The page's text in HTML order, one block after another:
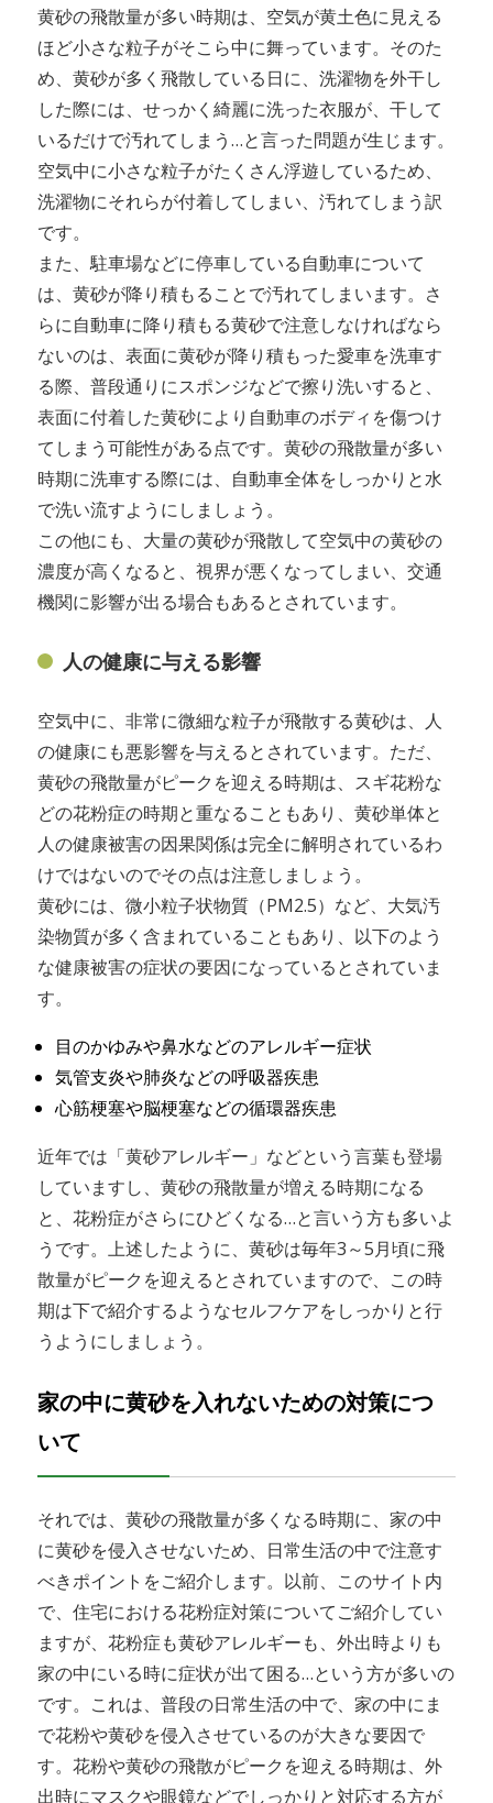
黄砂の飛散量が多い時期は、空気が黄土色に見える
ほど小さな粒子がそこら中に舞っています。そのた
め、黄砂が多く飛散している日に、洗濯物を外干し
した際には、せっかく綺麗に洗った衣服が、干して
いるだけで汚れてしまう…と言った問題が生じます。
空気中に小さな粒子がたくさん浮遊しているため、
洗濯物にそれらが付着してしまい、汚れてしまう訳
です。
また、駐車場などに停車している自動車について
は、黄砂が降り積もることで汚れてしまいます。さ
らに自動車に降り積もる黄砂で注意しなければなら
ないのは、表面に黄砂が降り積もった愛車を洗車す
る際、普段通りにスポンジなどで擦り洗いすると、
表面に付着した黄砂により自動車のボディを傷つけ
てしまう可能性がある点です。黄砂の飛散量が多い
時期に洗車する際には、自動車全体をしっかりと水
で洗い流すようにしましょう。
この他にも、大量の黄砂が飛散して空気中の黄砂の
濃度が高くなると、視界が悪くなってしまい、交通
機関に影響が出る場合もあるとされています。
人の健康に与える影響
空気中に、非常に微細な粒子が飛散する黄砂は、人
の健康にも悪影響を与えるとされています。ただ、
黄砂の飛散量がピークを迎える時期は、スギ花粉な
どの花粉症の時期と重なることもあり、黄砂単体と
人の健康被害の因果関係は完全に解明されているわ
けではないのでその点は注意しましょう。
黄砂には、微小粒子状物質（PM2.5）など、大気汚
染物質が多く含まれていることもあり、以下のよう
な健康被害の症状の要因になっているとされていま
す。
目のかゆみや鼻水などのアレルギー症状
気管支炎や肺炎などの呼吸器疾患
心筋梗塞や脳梗塞などの循環器疾患
近年では「黄砂アレルギー」などという言葉も登場
していますし、黄砂の飛散量が増える時期になる
と、花粉症がさらにひどくなる…と言いう方も多いよ
うです。上述したように、黄砂は毎年3～5月頃に飛
散量がピークを迎えるとされていますので、この時
期は下で紹介するようなセルフケアをしっかりと行
うようにしましょう。
家の中に黄砂を入れないための対策につ
いて
それでは、黄砂の飛散量が多くなる時期に、家の中
に黄砂を侵入させないため、日常生活の中で注意す
べきポイントをご紹介します。以前、このサイト内
で、住宅における花粉症対策についてご紹介してい
ますが、花粉症も黄砂アレルギーも、外出時よりも
家の中にいる時に症状が出て困る…という方が多いの
です。これは、普段の日常生活の中で、家の中にま
で花粉や黄砂を侵入させているのが大きな要因で
す。花粉や黄砂の飛散がピークを迎える時期は、外
出時にマスクや眼鏡などでしっかりと対応する方が